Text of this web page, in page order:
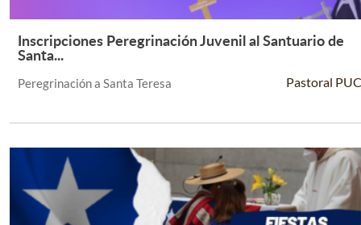
Leer Más +
Inscripciones Peregrinación Juvenil al Santuario de
Santa...
Peregrinación a Santa Teresa Pastoral